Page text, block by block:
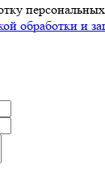
обработки и